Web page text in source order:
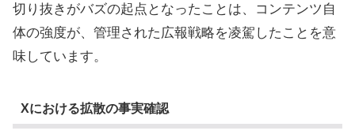
切り抜きがバズの起点となったことは、コンテンツ自
体の強度が、管理された広報戦略を凌駕したことを意
味しています。
Xにおける拡散の事実確認